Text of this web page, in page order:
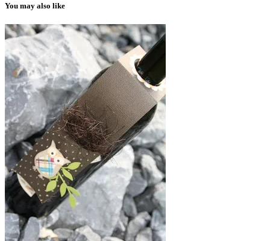
You may also like